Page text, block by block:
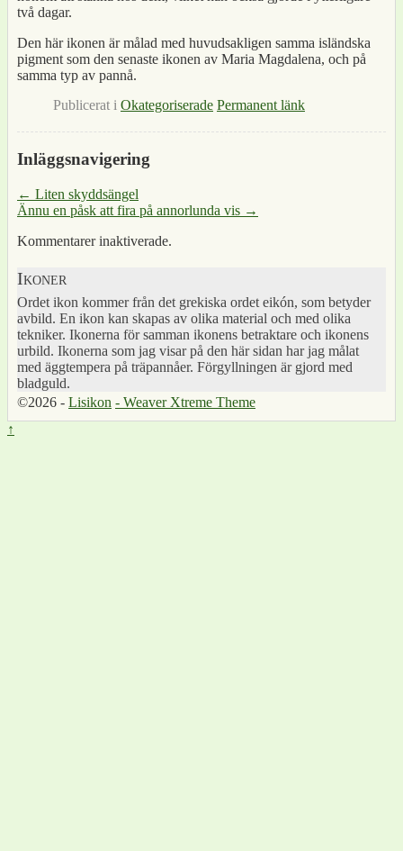
två dagar.
Den här ikonen är målad med huvudsakligen samma isländska
pigment som den senaste ikonen av Maria Magdalena, och på
samma typ av pannå.
Publicerat i Okategoriserade Permanent länk
Inläggsnavigering
← Liten skyddsängel
Ännu en påsk att fira på annorlunda vis →
Kommentarer inaktiverade.
Ikoner
Ordet ikon kommer från det grekiska ordet eikón, som betyder
avbild. En ikon kan skapas av olika material och med olika
tekniker. Ikonerna för samman ikonens betraktare och ikonens
urbild. Ikonerna som jag visar på den här sidan har jag målat
med äggtempera på träpannåer. Förgyllningen är gjord med
bladguld.
©2026 - Lisikon - Weaver Xtreme Theme
↑